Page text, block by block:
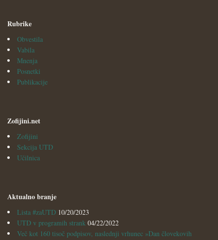
Rubrike
Obvestila
Vabila
Mnenja
Posnetki
Publikacije
Zofijini.net
Zofijini
Sekcija UTD
Učilnica
Aktualno branje
Lista #zaUTD 10/20/2023
UTD v programih strank 04/22/2022
Več kot 160 tisoč podpisov, naslednji vrhunec »Dan človekovih